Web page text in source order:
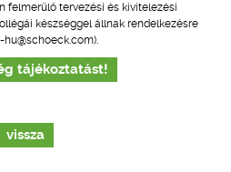
felmerülő tervezési és kivitelezési
készséggel állnak rendelkezésre
tájékoztatást!
vissza